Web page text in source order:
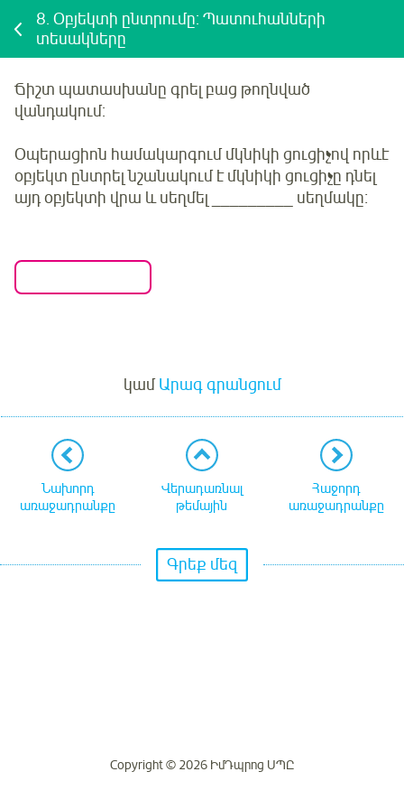
8. Օբյեկտի ընտրումը: Պատուհանների
տեսակները
Ճիշտ պատասխանը գրել բաց թողնված
վանդակում:
Օպերացիոն համակարգում մկնիկի ցուցիչով որևէ
օբյեկտ ընտրել նշանակում է մկնիկի ցուցիչը դնել
այդ օբյեկտի վրա և սեղմել _________ սեղմակը։
կամԱրագ գրանցում
Նախորդ
առաջադրանքը
Վերադառնալ
թեմային
Հաջորդ
առաջադրանքը
Գրեք մեզ
Copyright © 2026 ԻմԴպրոց ՍՊԸ